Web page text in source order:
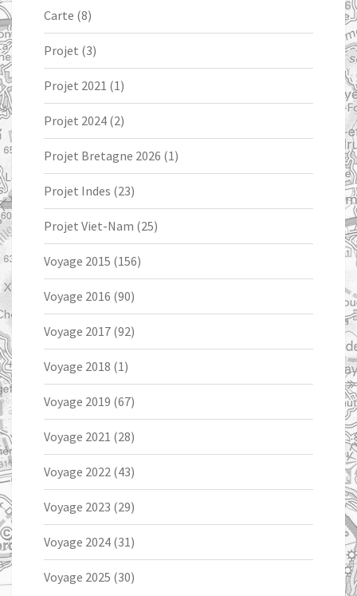
Carte (8)
Projet (3)
Projet 2021 (1)
Projet 2024 (2)
Projet Bretagne 2026 (1)
Projet Indes (23)
Projet Viet-Nam (25)
Voyage 2015 (156)
Voyage 2016 (90)
Voyage 2017 (92)
Voyage 2018 (1)
Voyage 2019 (67)
Voyage 2021 (28)
Voyage 2022 (43)
Voyage 2023 (29)
Voyage 2024 (31)
Voyage 2025 (30)